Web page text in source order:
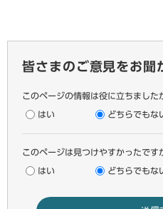
皆さまのご意見をお聞
このページの情報は役に立ちました
はい どちらでもな
このページは見つけやすかったです
はい どちらでもな